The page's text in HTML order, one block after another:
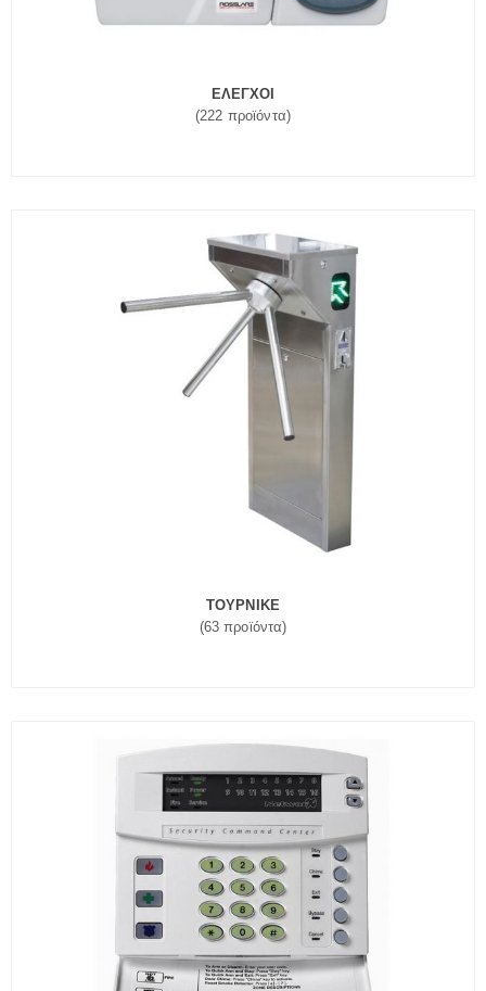
ΕΛΕΓΧΟΙ
(222 προϊόντα)
ΤΟΥΡΝΙΚΕ
(63 προϊόντα)